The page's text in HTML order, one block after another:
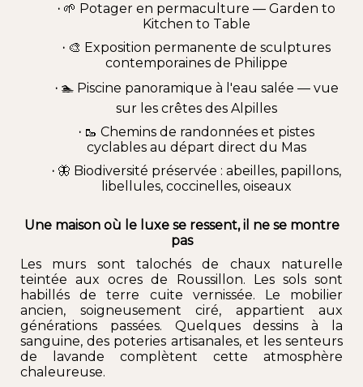
· 🌱 Potager en permaculture — Garden to
Kitchen to Table
· 🎨 Exposition permanente desculptures
contemporaines de Philippe
· 🏊 Piscine panoramique à l'eau salée — vue
sur les crêtes des Alpilles
· 🥾 Chemins de randonnées et pistes
cyclablesau départ direct du Mas
· 🦋 Biodiversité préservée : abeilles, papillons,
libellules, coccinelles, oiseaux
Une maison où le luxe se ressent, il ne se montre
pas
Les murs sont talochés de chaux naturelle
teintée aux ocres de Roussillon. Les sols sont
habillés de terre cuite vernissée. Le mobilier
ancien, soigneusement ciré, appartient aux
générations passées. Quelques dessins à la
sanguine, des poteries artisanales, et les senteurs
de lavande complètent cette atmosphère
chaleureuse.